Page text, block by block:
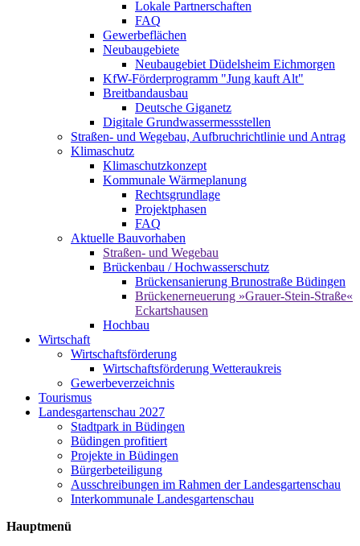
Lokale Partnerschaften
FAQ
Gewerbeflächen
Neubaugebiete
Neubaugebiet Düdelsheim Eichmorgen
KfW-Förderprogramm "Jung kauft Alt"
Breitbandausbau
Deutsche Giganetz
Digitale Grundwassermessstellen
Straßen- und Wegebau, Aufbruchrichtlinie und Antrag
Klimaschutz
Klimaschutzkonzept
Kommunale Wärmeplanung
Rechtsgrundlage
Projektphasen
FAQ
Aktuelle Bauvorhaben
Straßen- und Wegebau
Brückenbau / Hochwasserschutz
Brückensanierung Brunostraße Büdingen
Brückenerneuerung »Grauer-Stein-Straße«
Eckartshausen
Hochbau
Wirtschaft
Wirtschaftsförderung
Wirtschaftsförderung Wetteraukreis
Gewerbeverzeichnis
Tourismus
Landesgartenschau 2027
Stadtpark in Büdingen
Büdingen profitiert
Projekte in Büdingen
Bürgerbeteiligung
Ausschreibungen im Rahmen der Landesgartenschau
Interkommunale Landesgartenschau
Hauptmenü